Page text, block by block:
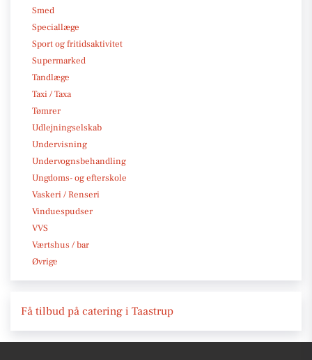
Smed
Speciallæge
Sport og fritidsaktivitet
Supermarked
Tandlæge
Taxi / Taxa
Tømrer
Udlejningselskab
Undervisning
Undervognsbehandling
Ungdoms- og efterskole
Vaskeri / Renseri
Vinduespudser
VVS
Værtshus / bar
Øvrige
Få tilbud på catering i Taastrup